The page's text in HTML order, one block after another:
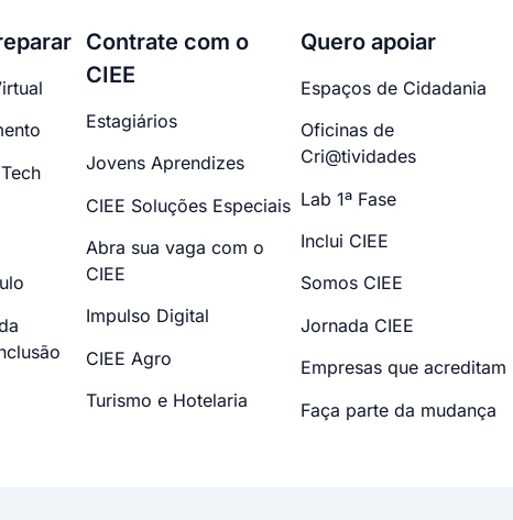
Contrate com o
CIEE
Estagiários
Jovens Aprendizes
CIEE Soluções Especiais
Abra sua vaga com o
CIEE
Impulso Digital
CIEE Agro
Turismo e Hotelaria
Quero apoiar
Espaços de Cidadania
Oficinas de
Cri@tividades
Lab 1ª Fase
Inclui CIEE
Somos CIEE
Jornada CIEE
Empresas que acreditam
Faça parte da mudança